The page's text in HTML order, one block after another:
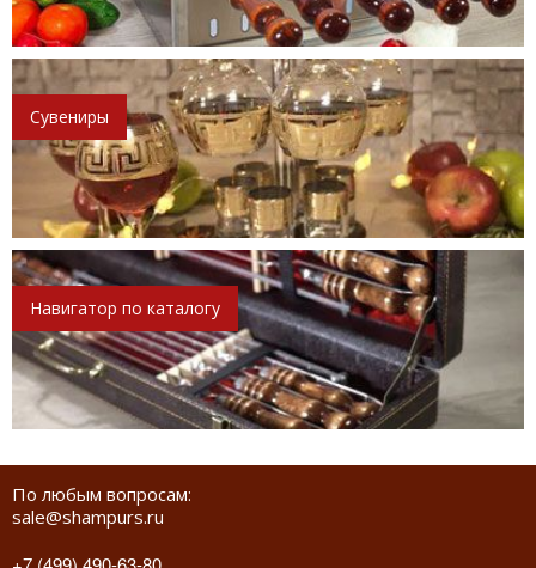
Сувениры
Навигатор по каталогу
По любым вопросам:
sale@shampurs.ru